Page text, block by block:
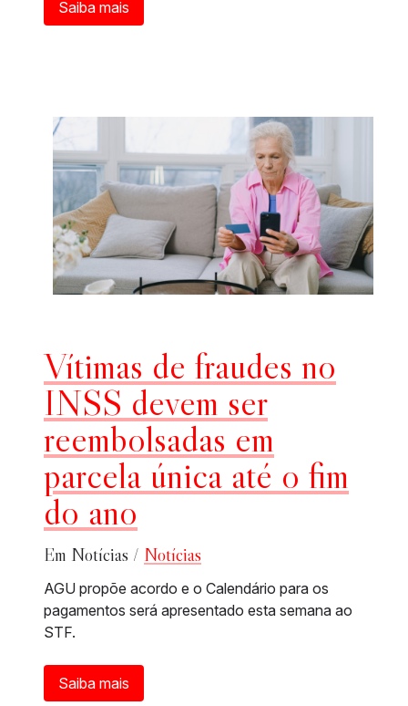
Saiba mais
Vítimas de fraudes no
INSS devem ser
reembolsadas em
parcela única até o fim
do ano
Em Notícias / Notícias
AGU propõe acordo e o Calendário para os
pagamentos será apresentado esta semana ao
STF.
Saiba mais